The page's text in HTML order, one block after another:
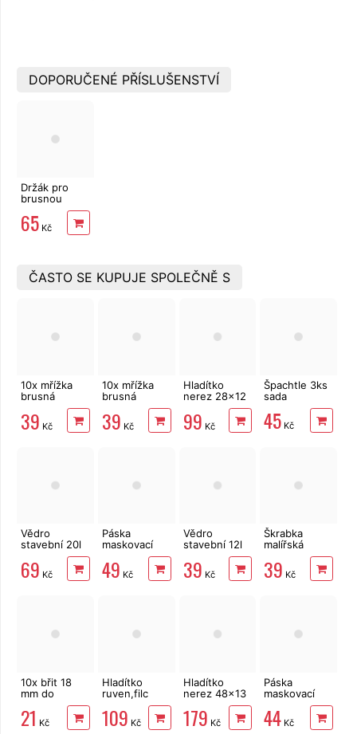
DOPORUČENÉ PŘÍSLUŠENSTVÍ
Držák pro
brusnou
rychloupínací
65 Kč
ČASTO SE KUPUJE SPOLEČNĚ S
10x mřížka
brusná
28x9cm, 80
zrnitost
39 Kč
10x mřížka
brusná
28x9cm, 100
zrnitost
39 Kč
Hladítko
nerez 28x12
99 Kč
Špachtle 3ks
sada
45 Kč
Vědro
stavební 20l
zesílené s
vodoznakem
69 Kč
Páska
maskovací
48mm x 50m,
krepová
49 Kč
Vědro
stavební 12l
zesílené s
vodoznakem
39 Kč
Škrabka
malířská
Spokar YORK
PH 100 mm
39 Kč
10x břit 18
mm do
odlamovacího
nože
21 Kč
Hladítko
ruven,filc
chlup 25x14
cm
109 Kč
Hladítko
nerez 48x13
cm hladké
179 Kč
Páska
maskovací
38mm x 50m,
krepová
44 Kč